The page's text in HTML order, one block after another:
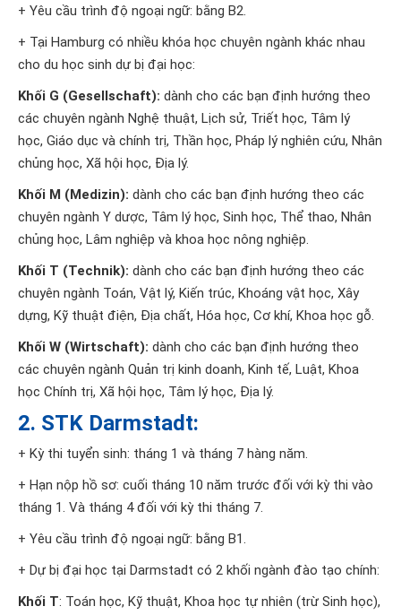
+ Yêu cầu trình độ ngoại ngữ: bằng B2.
+ Tại Hamburg có nhiều khóa học chuyên ngành khác nhau
cho du học sinh dự bị đại học:
Khối G (Gesellschaft): dành cho các bạn định hướng theo
các chuyên ngành Nghệ thuật, Lịch sử, Triết học, Tâm lý
học, Giáo dục và chính trị, Thần học, Pháp lý nghiên cứu, Nhân
chủng học, Xã hội học, Địa lý.
Khối M (Medizin): dành cho các bạn định hướng theo các
chuyên ngành Y dược, Tâm lý học, Sinh học, Thể thao, Nhân
chủng học, Lâm nghiệp và khoa học nông nghiệp.
Khối T (Technik): dành cho các bạn định hướng theo các
chuyên ngành Toán, Vật lý, Kiến trúc, Khoáng vật học, Xây
dựng, Kỹ thuật điện, Địa chất, Hóa học, Cơ khí, Khoa học gỗ.
Khối W (Wirtschaft): dành cho các bạn định hướng theo
các chuyên ngành Quản trị kinh doanh, Kinh tế, Luật, Khoa
học Chính trị, Xã hội học, Tâm lý học, Địa lý.
2. STK Darmstadt:
+ Kỳ thi tuyển sinh: tháng 1 và tháng 7 hàng năm.
+ Hạn nộp hồ sơ: cuối tháng 10 năm trước đối với kỳ thi vào
tháng 1. Và tháng 4 đối với kỳ thi tháng 7.
+ Yêu cầu trình độ ngoại ngữ: bằng B1.
+ Dự bị đại học tại Darmstadt có 2 khối ngành đào tạo chính:
Khối T: Toán học, Kỹ thuật, Khoa học tự nhiên (trừ Sinh học),